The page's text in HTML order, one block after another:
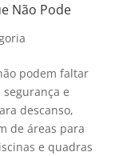
Não Pode
podem faltar
e
descanso,
de áreas para
e quadras